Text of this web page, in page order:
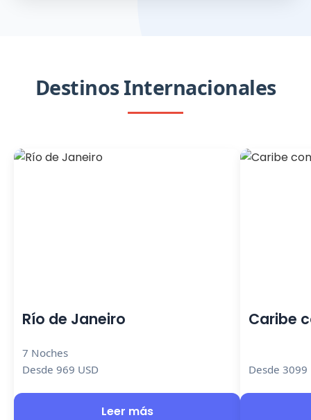
Destinos Internacionales
Río de Janeiro
7 Noches
Desde 969 USD
Leer más
Caribe
Desde 3099